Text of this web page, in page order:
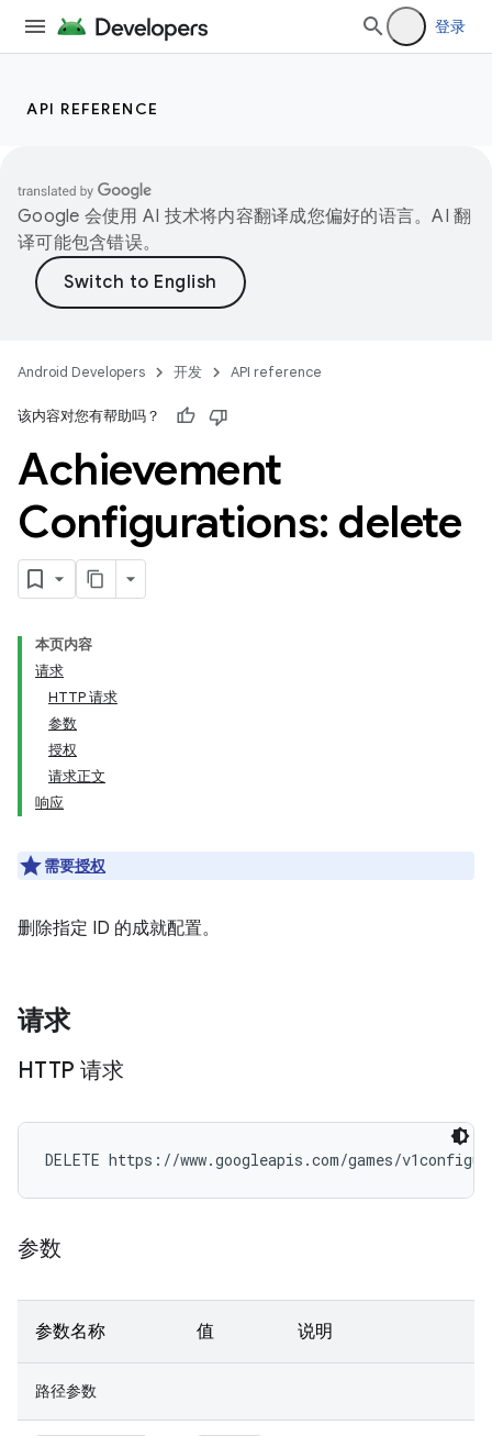
登录
API REFERENCE
Google 会使用 AI 技术将内容翻译成您偏好的语言。AI 翻
译可能包含错误。
Android Developers 开发 API reference
该内容对您有帮助吗？
Achievement
Configurations: delete
本页内容
请求
HTTP 请求
参数
授权
请求正文
响应
需要授权
删除指定 ID 的成就配置。
请求
HTTP 请求
DELETE https://www.googleapis.com/games/
参数
参数名称 值 说明
路径参数